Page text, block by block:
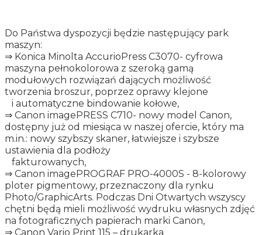
Do Państwa dyspozycji będzie następujący park
maszyn:
⇒ Konica Minolta AccurioPress C3070- cyfrowa
maszyna pełnokolorowa z szeroką gamą
modułowych rozwiązań dających możliwość
tworzenia broszur, poprzez oprawy klejone
i automatyczne bindowanie kołowe,
⇒ Canon imagePRESS C710- nowy model Canon,
dostępny już od miesiąca w naszej ofercie, który ma
m.in.: nowy szybszy skaner, łatwiejsze i szybsze
ustawienia dla podłoży
fakturowanych,
⇒ Canon imagePROGRAF PRO-4000S - 8-kolorowy
ploter pigmentowy, przeznaczony dla rynku
Photo/GraphicArts. Podczas Dni Otwartych wszyscy
chętni będą mieli możliwość wydruku własnych zdjęć
na fotograficznych papierach marki Canon,
⇒ Canon Vario Print 115 – drukarka